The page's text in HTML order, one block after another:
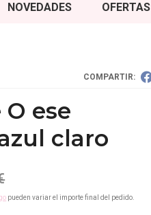
NOVEDADES OFERTAS
COMPARTIR:
O ese
claro
pueden variar el importe final del pedido.